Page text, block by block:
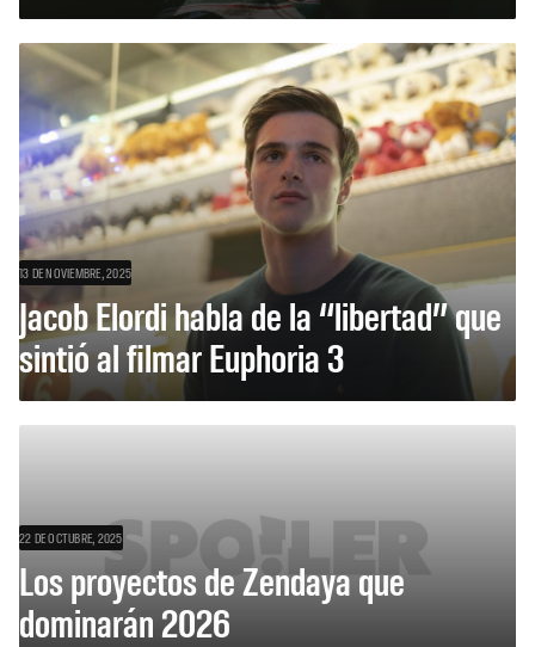
13 DE NOVIEMBRE, 2025
Jacob Elordi habla de la “libertad” que
sintió al filmar Euphoria 3
22 DE OCTUBRE, 2025
Los proyectos de Zendaya que
dominarán 2026